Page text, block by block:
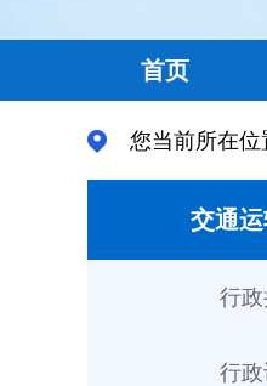
首页
您当前所在位
交通
行
行